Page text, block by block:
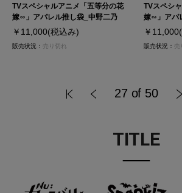
TVスペシャルアニメ「五等分の花
嫁∽」アパレル推し袋_中野二乃
￥11,000(税込み)
販売状況： 売り切れ
TVスペシ
嫁∽」アパ
￥11,000
販売状況：売
27 of 50
TITLE